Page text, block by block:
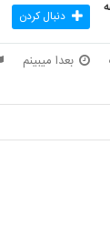
دنبال کردن
بعدا میبینم